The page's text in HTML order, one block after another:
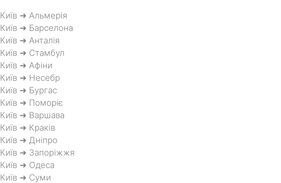
Київ ➜ Альмерія
Київ ➜ Барселона
Київ ➜ Анталія
Київ ➜ Стамбул
Київ ➜ Афіни
Київ ➜ Несебр
Київ ➜ Бургас
Київ ➜ Поморіє
Київ ➜ Варшава
Київ ➜ Краків
Київ ➜ Дніпро
Київ ➜ Запоріжжя
Київ ➜ Одеса
Київ ➜ Суми